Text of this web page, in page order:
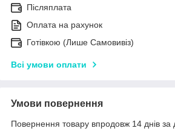
Післяплата
Оплата на рахунок
Готівкою (Лише Самовивіз)
Всі умови оплати
Умови повернення
Повернення товару впродовж 14 днів за